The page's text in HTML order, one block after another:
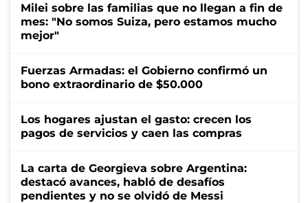
Milei sobre las familias que no llegan a fin de
mes: "No somos Suiza, pero estamos mucho
mejor"
Fuerzas Armadas: el Gobierno confirmó un
bono extraordinario de $50.000
Los hogares ajustan el gasto: crecen los
pagos de servicios y caen las compras
La carta de Georgieva sobre Argentina:
destacó avances, habló de desafíos
pendientes y no se olvidó de Messi